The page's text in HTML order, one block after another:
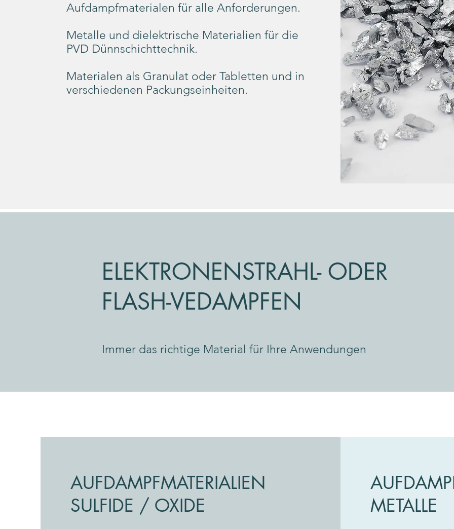
Aufdampfmaterialen für alle Anforderungen.
Metalle und dielektrische Materialien für die
PVD Dünnschichttechnik.
Materialen als Granulat oder Tabletten und in
verschiedenen Packungseinheiten.
ELEKTRONENSTRAHL- ODER
FLASH-VEDAMPFEN
Immer das richtige Material für Ihre Anwendungen
AUFDAMPFMATERIALIEN
SULFIDE / OXIDE
METALLE